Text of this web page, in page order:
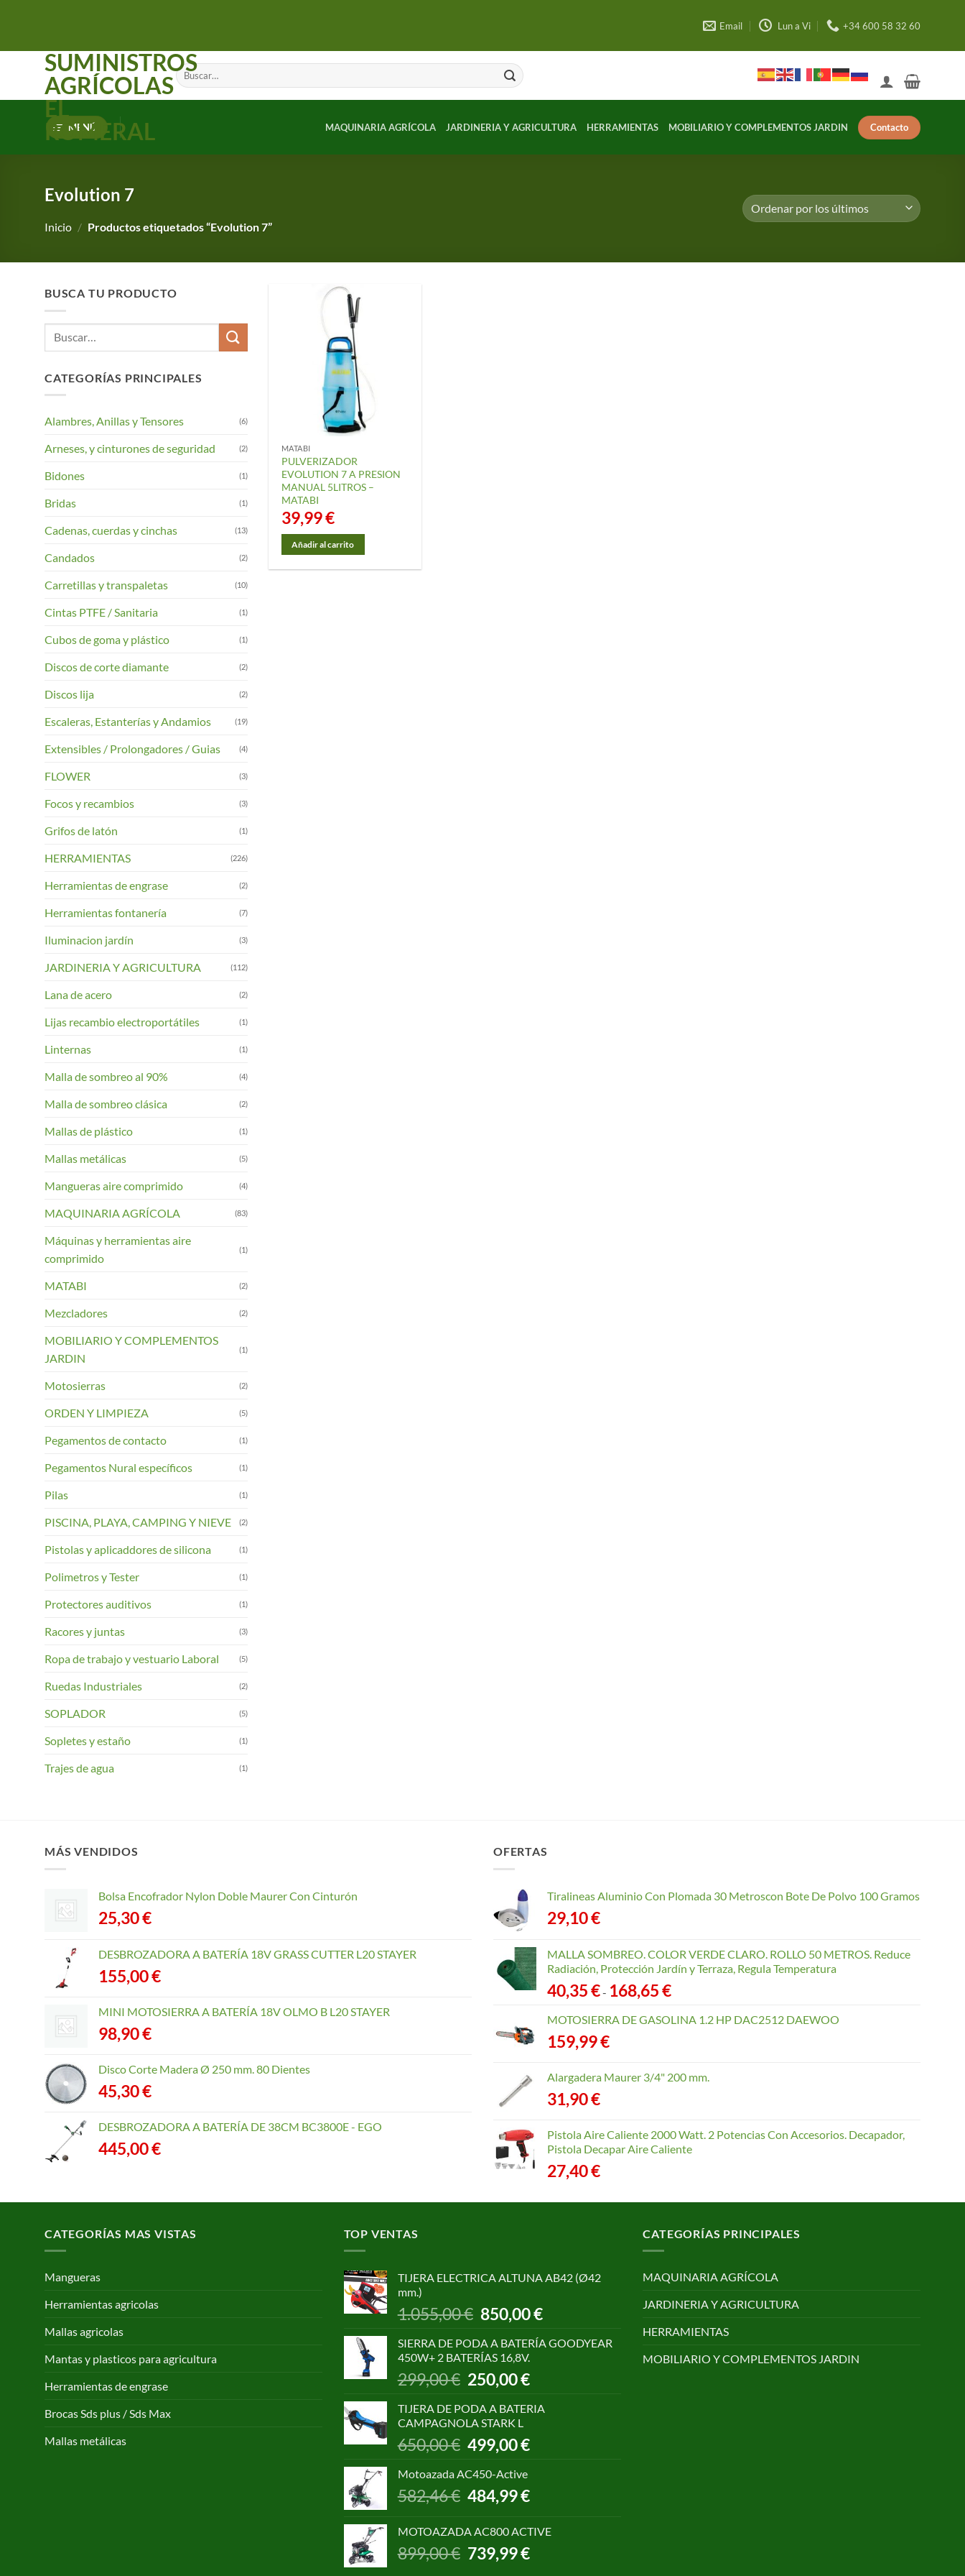
Email Lun a Vi +34 600 58 32 60
SUMINISTROS
AGRÍCOLAS
EL
ROMERAL
Buscar
por:
MENÚ MAQUINARIA AGRÍCOLA JARDINERIA Y AGRICULTURA HERRAMIENTAS MOBILIARIO Y COMPLEMENTOS JARDIN Contacto
Evolution 7
Inicio / Productos etiquetados “Evolution 7”
BUSCA TU PRODUCTO
Buscar
CATEGORÍAS PRINCIPALES
Alambres, Anillas y Tensores (6)
Arneses, y cinturones de seguridad (2)
Bidones (1)
Bridas (1)
Cadenas, cuerdas y cinchas (13)
Candados (2)
Carretillas y transpaletas (10)
Cintas PTFE / Sanitaria (1)
Cubos de goma y plástico (1)
Discos de corte diamante (2)
Discos lija (2)
Escaleras, Estanterías y Andamios (19)
Extensibles / Prolongadores / Guias (4)
FLOWER (3)
Focos y recambios (3)
Grifos de latón (1)
HERRAMIENTAS (226)
Herramientas de engrase (2)
Herramientas fontanería (7)
Iluminacion jardín (3)
JARDINERIA Y AGRICULTURA (112)
Lana de acero (2)
Lijas recambio electroportátiles (1)
Linternas (1)
Malla de sombreo al 90% (4)
Malla de sombreo clásica (2)
Mallas de plástico (1)
Mallas metálicas (5)
Mangueras aire comprimido (4)
MAQUINARIA AGRÍCOLA (83)
Máquinas y herramientas aire
comprimido
(1)
MATABI (2)
Mezcladores (2)
MOBILIARIO Y COMPLEMENTOS
JARDIN
(1)
Motosierras (2)
ORDEN Y LIMPIEZA (5)
Pegamentos de contacto (1)
Pegamentos Nural específicos (1)
Pilas (1)
PISCINA, PLAYA, CAMPING Y NIEVE (2)
Pistolas y aplicaddores de silicona (1)
Polimetros y Tester (1)
Protectores auditivos (1)
Racores y juntas (3)
Ropa de trabajo y vestuario Laboral (5)
Ruedas Industriales (2)
SOPLADOR (5)
Sopletes y estaño (1)
Trajes de agua (1)
MATABI
PULVERIZADOR
EVOLUTION 7 A PRESION
MANUAL 5LITROS –
MATABI
39,99€
Añadir al carrito
MÁS VENDIDOS
Bolsa Encofrador Nylon Doble Maurer Con Cinturón
25,30€
DESBROZADORA A BATERÍA 18V GRASS CUTTER L20 STAYER
155,00€
MINI MOTOSIERRA A BATERÍA 18V OLMO B L20 STAYER
98,90€
Disco Corte Madera Ø 250 mm. 80 Dientes
45,30€
DESBROZADORA A BATERÍA DE 38CM BC3800E - EGO
445,00€
OFERTAS
Tiralineas Aluminio Con Plomada 30 Metroscon Bote De Polvo 100 Gramos
29,10€
MALLA SOMBREO. COLOR VERDE CLARO. ROLLO 50 METROS. Reduce
Radiación, Protección Jardín y Terraza, Regula Temperatura
40,35€- 168,65€Rango
precios:
168,65 €
MOTOSIERRA DE GASOLINA 1.2 HP DAC2512 DAEWOO
159,99€
Alargadera Maurer 3/4" 200 mm.
31,90€
Pistola Aire Caliente 2000 Watt. 2 Potencias Con Accesorios. Decapador,
Pistola Decapar Aire Caliente
27,40€
CATEGORÍAS MAS VISTAS
Mangueras
Herramientas agricolas
Mallas agricolas
Mantas y plasticos para agricultura
Herramientas de engrase
Brocas Sds plus / Sds Max
Mallas metálicas
TOP VENTAS
TIJERA ELECTRICA ALTUNA AB42 (Ø42
mm.)
1.055,00€ El
precio
original
era:
1.055,00 €.
850,00€El
actual
SIERRA DE PODA A BATERÍA GOODYEAR
450W+ 2 BATERÍAS 16,8V.
299,00€ El
precio
original
era:
299,00 €.
250,00€El
actual
250,00 €.
TIJERA DE PODA A BATERIA
CAMPAGNOLA STARK L
650,00€
El
precio
original
650,00 €.
499,00€El
499,00 €.
Motoazada AC450-Active
582,46€
El
precio
era:
582,46 €.
484,99€El
es:
484,99 €.
MOTOAZADA AC800 ACTIVE
899,00€ El
precio
739,99€El
CATEGORÍAS PRINCIPALES
MAQUINARIA AGRÍCOLA
JARDINERIA Y AGRICULTURA
HERRAMIENTAS
MOBILIARIO Y COMPLEMENTOS JARDIN